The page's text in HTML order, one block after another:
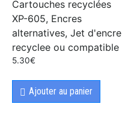
Cartouches recyclées
XP-605, Encres
alternatives, Jet d'encre
recyclee ou compatible
5.30€
Ajouter au panier